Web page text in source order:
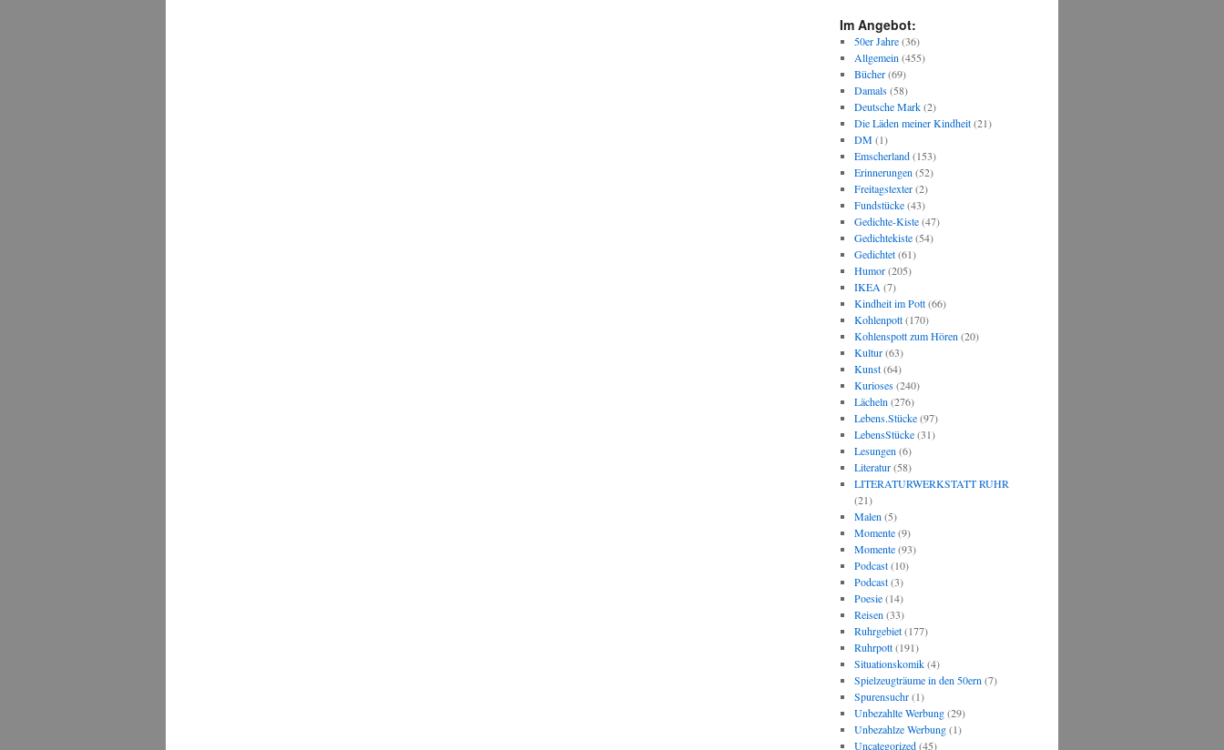
Im Angebot:
50er Jahre(36)
Allgemein(455)
Bücher(69)
Damals(58)
Deutsche Mark(2)
Die Läden meiner Kindheit(21)
DM(1)
Emscherland(153)
Erinnerungen(52)
Freitagstexter(2)
Fundstücke(43)
Gedichte-Kiste(47)
Gedichtekiste(54)
Gedichtet(61)
Humor(205)
IKEA(7)
Kindheit im Pott(66)
Kohlenpott(170)
Kohlenspott zum Hören(20)
Kultur(63)
Kunst(64)
Kurioses(240)
Lächeln(276)
Lebens.Stücke(97)
LebensStücke(31)
Lesungen(6)
Literatur(58)
LITERATURWERKSTATT RUHR
(21)
Malen(5)
Momente(9)
Momente(93)
Podcast(10)
Podcast(3)
Poesie(14)
Reisen(33)
Ruhrgebiet(177)
Ruhrpott(191)
Situationskomik(4)
Spielzeugträume in den 50ern(7)
Spurensuchr(1)
Unbezahlte Werbung(29)
Unbezahlze Werbung(1)
Uncategorized(45)